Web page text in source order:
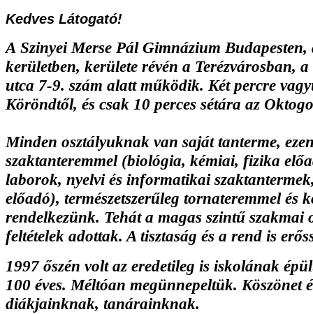
Kedves Látogató!
A Szinyei Merse Pál Gimnázium
kerületben, kerülete révén a Terézvárosban,
utca 7-9. szám alatt működik. Két percre
Köröndtől, és csak 10 perces sétára az
Minden osztályuknak van saját tanterme,
szaktanteremmel (biológia, kémiai, fizika
laborok, nyelvi és informatikai
előadó), természetszerűleg tornateremmel és
rendelkezünk. Tehát a magas szintű szakmai
feltételek adottak. A tisztaság és a rend is
1997 őszén volt az eredetileg is iskolának
100 éves. Méltóan megünnepeltük. Köszönet
diákjainknak, tanárainknak.